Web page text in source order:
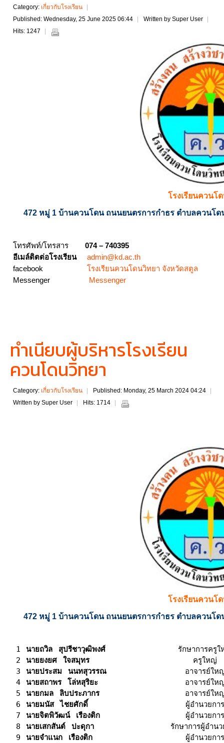
Category: เกี่ยวกับโรงเรียน
Published: Wednesday, 25 June 2025 06:44
Written by Super User
Hits: 1247
โรงเรียนควน
472 หมู่ 1 บ้านควนโดน ถนนยนตรการกำธร ตำบลควนโ
โทรศัพท์/โทรสาร
074 – 740395
อีเมล์ติตต่อโรงเรียน
admin@kd.ac.th
facebook
โรงเรียนควนโดนวิทยา จังหวัดสตูล
Messenger
Messenger
ทำเนียบผู้บริหารโรงเรียน
ควนโดนวิทยา
Category: เกี่ยวกับโรงเรียน
Published: Monday, 25 March 2024 04:24
Written by Super User
Hits: 1714
โรงเรียนควน
472 หมู่ 1 บ้านควนโดน ถนนยนตรการกำธร ตำบลควนโ
1 นายถวิล สุปรีชาวุฒิพงศ์
รักษาการครู
2
นายยงยศ ใจสมุทร ครูใหญ่
3 นายประสม นนทสุวรรณ อาจารย์ให
4 นายสถาพร โล่หสุริยะ อาจารย์ให
5 นายกมล ลิบประภากร อาจารย์ให
6 นายมนัส ไชยศักดิ์ ผู้อำนวยการ
7 นายจิตพิวัฒน์ เรืองติก ผู้อำนวยการ
8 นายเสกสันต์ ปะดุกา รักษาการผู้อำน
9 นายจำแนก เรืองติก ผู้อำนวยการ